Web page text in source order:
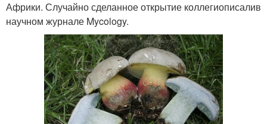
Африки. Случайно сделанное открытие коллегиописалив
научном журнале Mycology.